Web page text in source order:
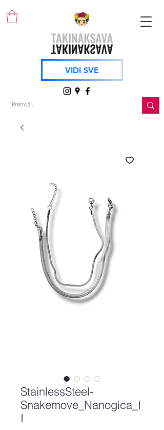
VIDI SVE
StainlessSteel-
Snakemove_Nanogica_I
I